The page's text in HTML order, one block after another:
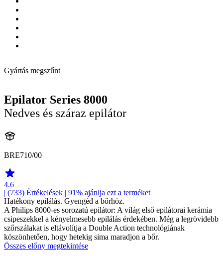
Gyártás megszűnt
Epilator Series 8000
Nedves és száraz epilátor
BRE710/00
4.6
| (733) Értékelések | 91% ajánlja ezt a terméket
Hatékony epilálás. Gyengéd a bőrhöz.
A Philips 8000-es sorozatú epilátor: A világ első epilátorai kerámia
csipeszekkel a kényelmesebb epilálás érdekében. Még a legrövidebb
szőrszálakat is eltávolítja a Double Action technológiának
köszönhetően, hogy hetekig sima maradjon a bőr.
Összes előny megtekintése